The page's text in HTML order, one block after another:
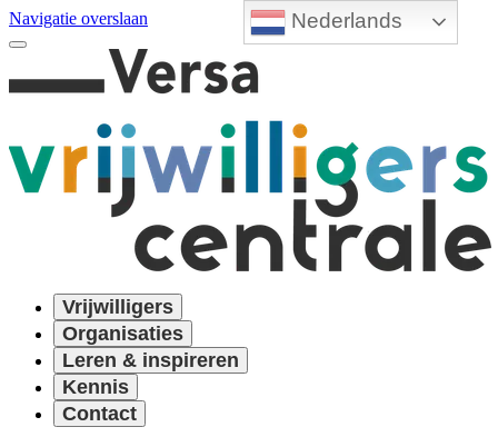
Nederlands
Navigatie overslaan
Vrijwilligers
Organisaties
Leren & inspireren
Kennis
Contact